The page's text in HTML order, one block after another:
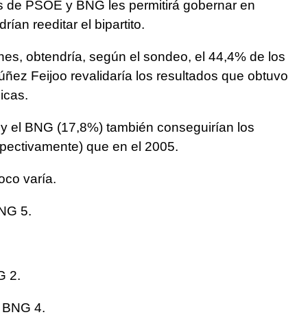
PSOE y BNG les permitirá gobernar en
reeditar el bipartito.
obtendría, según el sondeo, el 44,4% de los
Feijoo revalidaría los resultados que obtuvo
el BNG (17,8%) también conseguirían los
que en el 2005.
varía.
5.
2.
4.